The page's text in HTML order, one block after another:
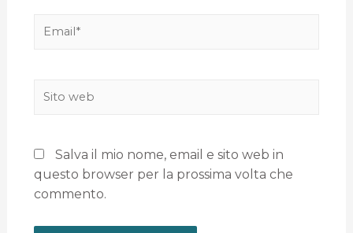
Salva il mio nome, email e sito web in
questo browser per la prossima volta che
commento.